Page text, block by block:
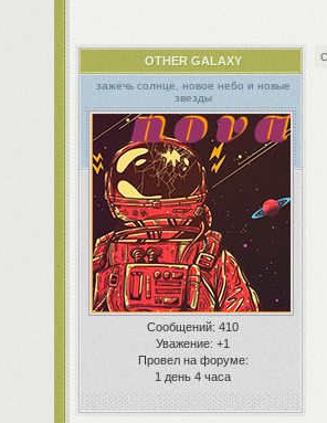
OTHER GALAXY
зажечь cолнце, новое небо и новые
звезды
Сообщений: 410
Уважение: +1
Провел на форуме:
1 день 4 часа